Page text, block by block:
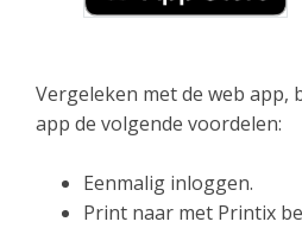
Vergeleken met de web app,
app de volgende voordelen:
Eenmalig inloggen.
Print naar met Printix